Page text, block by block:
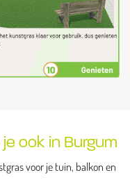
ook in Burgum
voor je tuin, balkon en